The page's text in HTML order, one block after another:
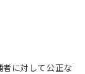
に対して公正な